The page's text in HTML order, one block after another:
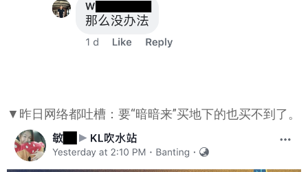
▼昨日网络都吐槽：要“暗暗来”买地下的也买不到了。